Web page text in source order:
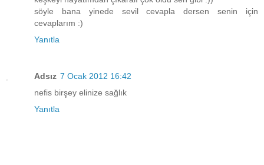
söyle bana yinede sevil cevapla dersen senin için
cevaplarım :)
Yanıtla
Adsız 7 Ocak 2012 16:42
nefis birşey elinize sağlık
Yanıtla